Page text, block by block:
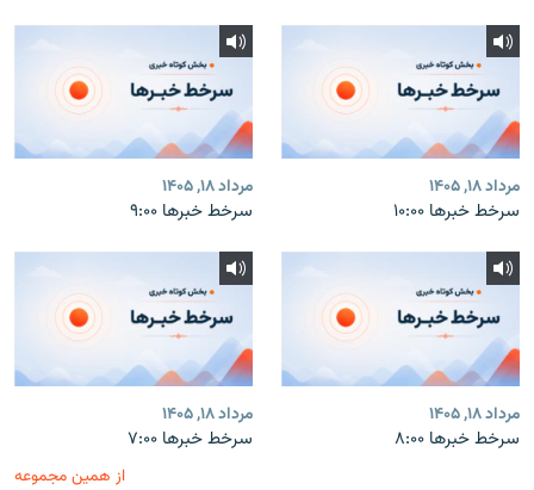
مرداد ۱۸, ۱۴۰۵
سرخط خبرها ۱۰:۰۰
مرداد ۱۸, ۱۴۰۵
سرخط خبرها ۹:۰۰
مرداد ۱۸, ۱۴۰۵
سرخط خبرها ۸:۰۰
مرداد ۱۸, ۱۴۰۵
سرخط خبرها ۷:۰۰
از همین مجموعه